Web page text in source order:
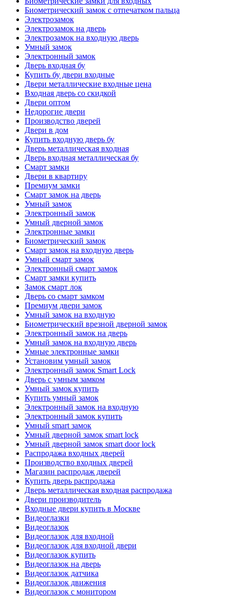
Биометрический замок с отпечатком пальца
Электрозамок
Электрозамок на дверь
Электрозамок на входную дверь
Умный замок
Электронный замок
Дверь входная бу
Купить бу двери входные
Двери металлические входные цена
Входная дверь со скидкой
Двери оптом
Недорогие двери
Производство дверей
Двери в дом
Купить входную дверь бу
Дверь металлическая входная
Дверь входная металлическая бу
Смарт замки
Двери в квартиру
Премиум замки
Смарт замок на дверь
Умный замок
Электронный замок
Умный дверной замок
Электронные замки
Биометрический замок
Смарт замок на входную дверь
Умный смарт замок
Электронный смарт замок
Смарт замки купить
Замок смарт лок
Дверь со смарт замком
Премиум двери замок
Умный замок на входную
Биометрический врезной дверной замок
Электронный замок на дверь
Умный замок на входную дверь
Умные электронные замки
Установим умный замок
Электронный замок Smart Lock
Дверь с умным замком
Умный замок купить
Купить умный замок
Электронный замок на входную
Электронный замок купить
Умный smart замок
Умный дверной замок smart lock
Умный дверной замок smart door lock
Распродажа входных дверей
Производство входных дверей
Магазин распродаж дверей
Купить дверь распродажа
Дверь металлическая входная распродажа
Двери производитель
Входные двери купить в Москве
Видеоглазки
Видеоглазок
Видеоглазок для входной
Видеоглазок для входной двери
Видеоглазок купить
Видеоглазок на дверь
Видеоглазок датчика
Видеоглазок движения
Видеоглазок с монитором